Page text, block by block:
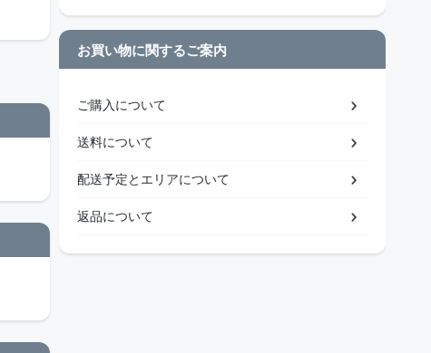
お買い物に関するご案内
ご購入について
送料について
配送予定とエリアについて
返品について